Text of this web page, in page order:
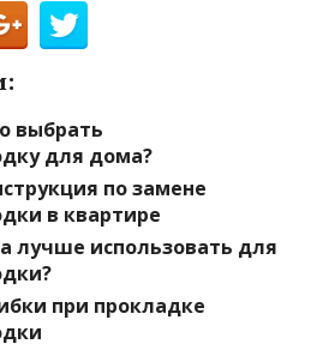
выбрать
для дома?
по замене
в квартире
лучше использовать для
при прокладке